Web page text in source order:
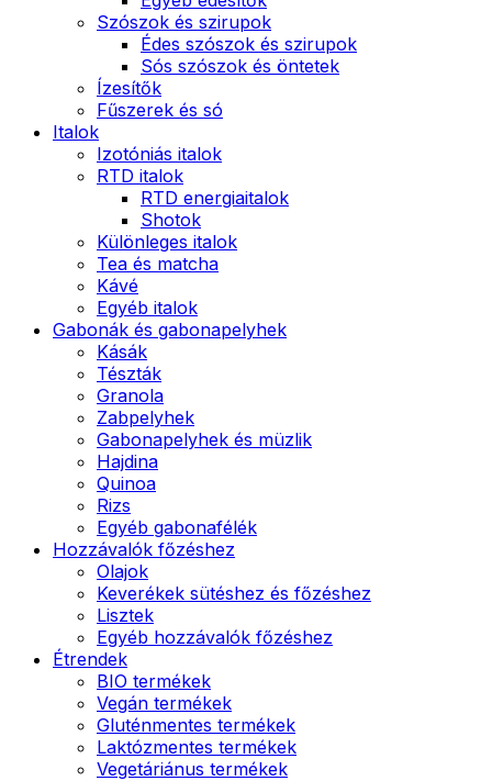
Szószok és szirupok
Édes szószok és szirupok
Sós szószok és öntetek
Ízesítők
Fűszerek és só
Italok
Izotóniás italok
RTD italok
RTD energiaitalok
Shotok
Különleges italok
Tea és matcha
Kávé
Egyéb italok
Gabonák és gabonapelyhek
Kásák
Tészták
Granola
Zabpelyhek
Gabonapelyhek és müzlik
Hajdina
Quinoa
Rizs
Egyéb gabonafélék
Hozzávalók főzéshez
Olajok
Keverékek sütéshez és főzéshez
Lisztek
Egyéb hozzávalók főzéshez
Étrendek
BIO termékek
Vegán termékek
Gluténmentes termékek
Laktózmentes termékek
Vegetáriánus termékek